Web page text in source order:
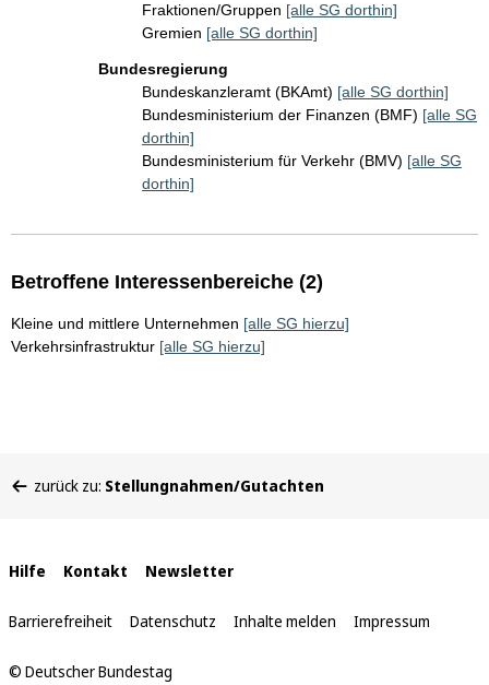
Fraktionen/Gruppen [alle SG dorthin]
Gremien [alle SG dorthin]
Bundesregierung
Bundeskanzleramt (BKAmt) [alle SG dorthin]
Bundesministerium der Finanzen (BMF) [alle SG
dorthin]
Bundesministerium für Verkehr (BMV) [alle SG
dorthin]
Betroffene Interessenbereiche (2)
Kleine und mittlere Unternehmen [alle SG hierzu]
Verkehrsinfrastruktur [alle SG hierzu]
befinden
zurück zu: Stellungnahmen/Gutachten
Interne
Links
Hilfe Kontakt Newsletter
Barrierefreiheit Datenschutz Inhalte melden Impressum
© Deutscher Bundestag